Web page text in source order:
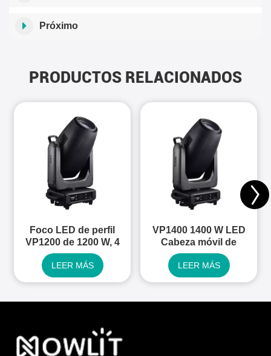
Próximo
PRODUCTOS RELACIONADOS
Foco LED de perfil
VP1200 de 1200 W, 4
en 1.
LEER MÁS
VP1400 1400 W LED
Cabeza móvil de
perfil 4 en 1
LEER MÁS